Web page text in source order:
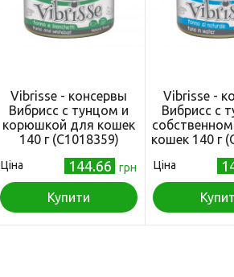
Vibrisse - консервы
Вибрисс с тунцом и
корюшкой для кошек
140 г (C1018359)
Ціна 144.66 грн
Купити
Vibrisse -
Вибрисс с
кошек 140 г
Ціна